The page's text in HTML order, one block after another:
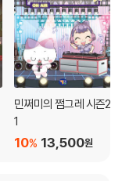
민쩌미의 쩜그레 시즌2
1
13,500원
10%